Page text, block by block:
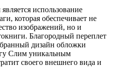
использование
которая обеспечивает не
изображений, но и
Благородный переплет
дизайн обложки
Слим уникальным
своего внешнего вида и